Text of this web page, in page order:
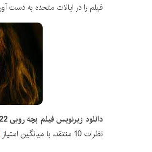
فیلم را در ایالات متحده به دست آورد. قرار است در
دانلود زیرنویس فیلم بچه روبی 2022
نظرات 10 منتقد، با میانگین امتیاز